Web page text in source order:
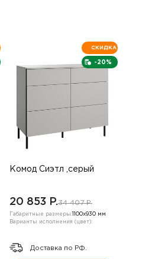
-20%
СКИДКА
Комод Сиэтл ,серый
20 853 P.34 407 P.
Габаритные размеры: 1100х930 мм
Варианты исполнения (цвет):
Доставка по РФ.